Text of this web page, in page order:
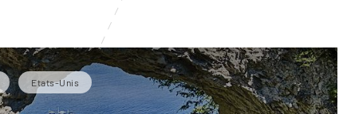
Etats-Unis